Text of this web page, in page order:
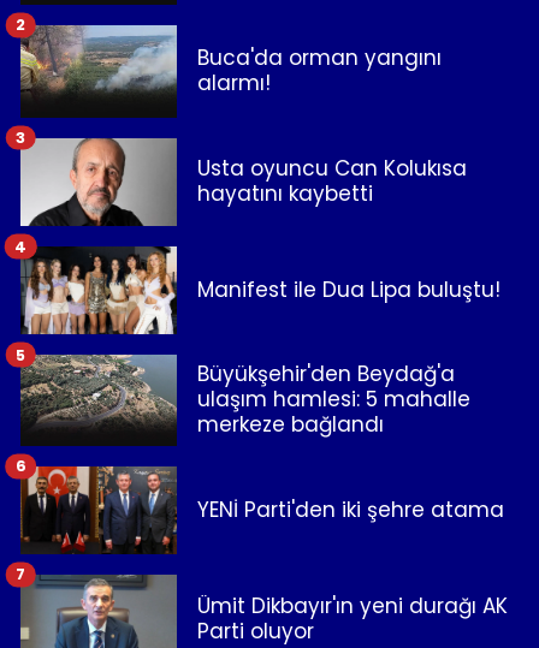
Buca'da orman yangını
alarmı!
2
Usta oyuncu Can Kolukısa
hayatını kaybetti
3
Manifest ile Dua Lipa buluştu!
4
Büyükşehir'den Beydağ'a
ulaşım hamlesi: 5 mahalle
merkeze bağlandı
5
YENİ Parti'den iki şehre atama
6
Ümit Dikbayır'ın yeni durağı AK
Parti oluyor
7